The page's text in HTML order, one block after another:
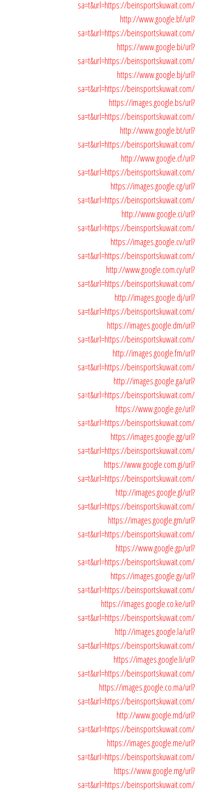
sa=t&url=https://beinsportskuwait.com/
http://www.google.bf/url?
sa=t&url=https://beinsportskuwait.com/
https://www.google.bi/url?
sa=t&url=https://beinsportskuwait.com/
https://www.google.bj/url?
sa=t&url=https://beinsportskuwait.com/
https://images.google.bs/url?
sa=t&url=https://beinsportskuwait.com/
http://www.google.bt/url?
sa=t&url=https://beinsportskuwait.com/
http://www.google.cf/url?
sa=t&url=https://beinsportskuwait.com/
https://images.google.cg/url?
sa=t&url=https://beinsportskuwait.com/
http://www.google.ci/url?
sa=t&url=https://beinsportskuwait.com/
https://images.google.cv/url?
sa=t&url=https://beinsportskuwait.com/
http://www.google.com.cy/url?
sa=t&url=https://beinsportskuwait.com/
http://images.google.dj/url?
sa=t&url=https://beinsportskuwait.com/
https://images.google.dm/url?
sa=t&url=https://beinsportskuwait.com/
http://images.google.fm/url?
sa=t&url=https://beinsportskuwait.com/
http://images.google.ga/url?
sa=t&url=https://beinsportskuwait.com/
https://www.google.ge/url?
sa=t&url=https://beinsportskuwait.com/
https://images.google.gg/url?
sa=t&url=https://beinsportskuwait.com/
https://www.google.com.gi/url?
sa=t&url=https://beinsportskuwait.com/
http://images.google.gl/url?
sa=t&url=https://beinsportskuwait.com/
https://images.google.gm/url?
sa=t&url=https://beinsportskuwait.com/
https://www.google.gp/url?
sa=t&url=https://beinsportskuwait.com/
https://images.google.gy/url?
sa=t&url=https://beinsportskuwait.com/
https://images.google.co.ke/url?
sa=t&url=https://beinsportskuwait.com/
http://images.google.la/url?
sa=t&url=https://beinsportskuwait.com/
https://images.google.li/url?
sa=t&url=https://beinsportskuwait.com/
https://images.google.co.ma/url?
sa=t&url=https://beinsportskuwait.com/
http://www.google.md/url?
sa=t&url=https://beinsportskuwait.com/
https://images.google.me/url?
sa=t&url=https://beinsportskuwait.com/
https://www.google.mg/url?
sa=t&url=https://beinsportskuwait.com/